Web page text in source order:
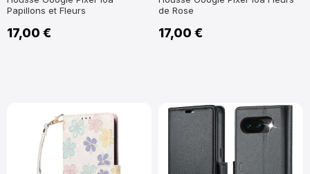
Papillons et Fleurs
17,00 €
de Rose
17,00 €